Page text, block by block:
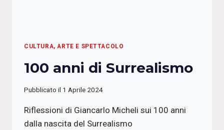
CULTURA, ARTE E SPETTACOLO
100 anni di Surrealismo
Pubblicato il 1 Aprile 2024
Riflessioni di Giancarlo Micheli sui 100 anni
dalla nascita del Surrealismo